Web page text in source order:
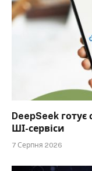
DeepSeek готує
ШІ-сервіси
7 Серпня 2026